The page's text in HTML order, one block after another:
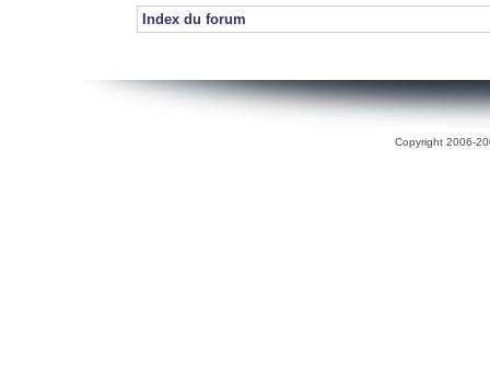
Index du forum
Copyright 2006-